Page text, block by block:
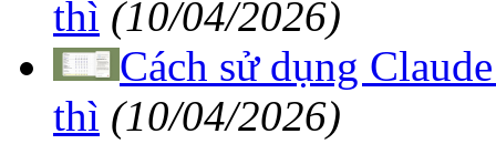
thì (10/04/2026)
Cách sử dụng
thì (10/04/2026)